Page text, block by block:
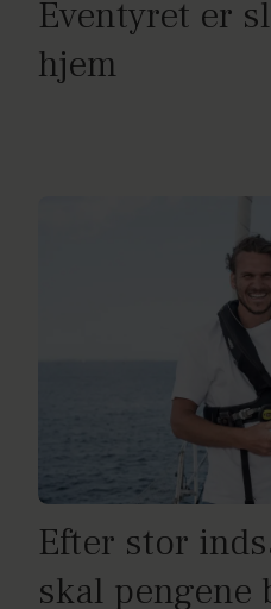
Eventyret er
hjem
Efter stor
skal pengene